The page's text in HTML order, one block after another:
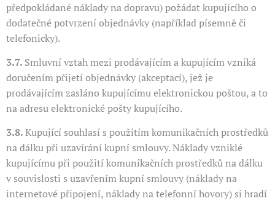
předpokládané náklady na dopravu) požádat kupujícího o
dodatečné potvrzení objednávky (například písemně či
telefonicky).
3.7. Smluvní vztah mezi prodávajícím a kupujícím vzniká
doručením přijetí objednávky (akceptací), jež je
prodávajícím zasláno kupujícímu elektronickou poštou, a to
na adresu elektronické pošty kupujícího.
3.8.Kupující souhlasí s použitím komunikačních prostředků
na dálku při uzavírání kupní smlouvy. Náklady vzniklé
kupujícímu při použití komunikačních prostředků na dálku
v souvislosti s uzavřením kupní smlouvy (náklady na
internetové připojení, náklady na telefonní hovory) si hradí